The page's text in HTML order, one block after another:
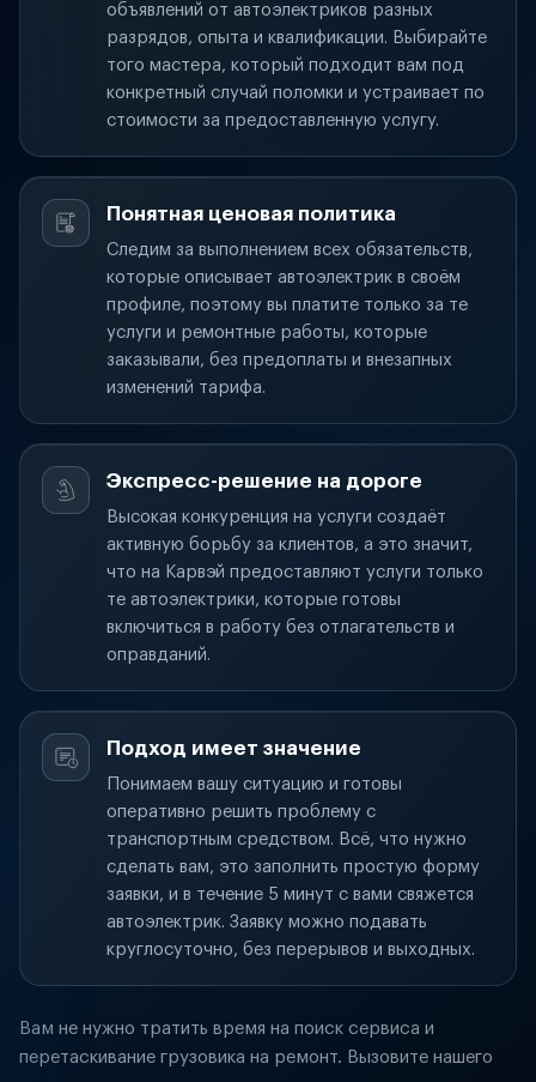
объявлений от автоэлектриков разных
разрядов, опыта и квалификации. Выбирайте
того мастера, который подходит вам под
конкретный случай поломки и устраивает по
стоимости за предоставленную услугу.
Понятная ценовая политика
Следим за выполнением всех обязательств,
которые описывает автоэлектрик в своём
профиле, поэтому вы платите только за те
услуги и ремонтные работы, которые
заказывали, без предоплаты и внезапных
изменений тарифа.
Экспресс-решение на дороге
Высокая конкуренция на услуги создаёт
активную борьбу за клиентов, а это значит,
что на Карвэй предоставляют услуги только
те автоэлектрики, которые готовы
включиться в работу без отлагательств и
оправданий.
Подход имеет значение
Понимаем вашу ситуацию и готовы
оперативно решить проблему с
транспортным средством. Всё, что нужно
сделать вам, это заполнить простую форму
заявки, и в течение 5 минут с вами свяжется
автоэлектрик. Заявку можно подавать
круглосуточно, без перерывов и выходных.
Вам не нужно тратить время на поиск сервиса и
перетаскивание грузовика на ремонт. Вызовите нашего